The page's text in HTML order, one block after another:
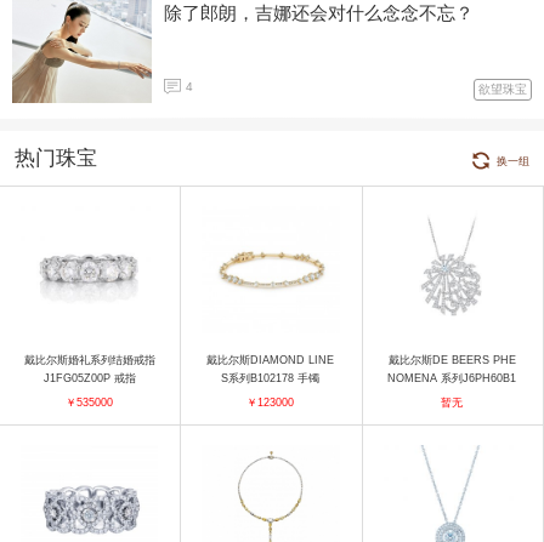
除了郎朗，吉娜还会对什么念念不忘？
4 欲望珠宝
热门珠宝 换一组
戴比尔斯婚礼系列结婚戒指
J1FG05Z00P 戒指
￥535000
戴比尔斯DIAMOND LINE
S系列B102178 手镯
￥123000
戴比尔斯DE BEERS PHE
NOMENA 系列J6PH60B1
5W 项链
暂无